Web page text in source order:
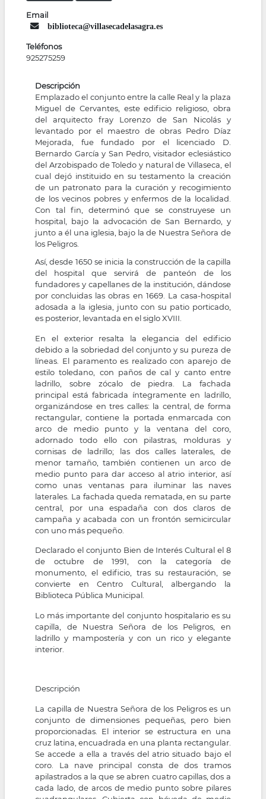
Email
biblioteca@villasecadelasagra.es
Teléfonos
925275259
Descripción
Emplazado el conjunto entre la calle Real y la plaza
Miguel de Cervantes, este edificio religioso, obra
del arquitecto fray Lorenzo de San Nicolás y
levantado por el maestro de obras Pedro Díaz
Mejorada, fue fundado por el licenciado D.
Bernardo García y San Pedro, visitador eclesiástico
del Arzobispado de Toledo y natural de Villaseca, el
cual dejó instituido en su testamento la creación
de un patronato para la curación y recogimiento
de los vecinos pobres y enfermos de la localidad.
Con tal fin, determinó que se construyese un
hospital, bajo la advocación de San Bernardo, y
junto a él una iglesia, bajo la de Nuestra Señora de
los Peligros.
Así, desde 1650 se inicia la construcción de la capilla
del hospital que servirá de panteón de los
fundadores y capellanes de la institución, dándose
por concluidas las obras en 1669. La casa-hospital
adosada a la iglesia, junto con su patio porticado,
es posterior, levantada en el siglo XVIII.
En el exterior resalta la elegancia del edificio
debido a la sobriedad del conjunto y su pureza de
líneas. El paramento es realizado con aparejo de
estilo toledano, con paños de cal y canto entre
ladrillo, sobre zócalo de piedra. La fachada
principal está fabricada íntegramente en ladrillo,
organizándose en tres calles: la central, de forma
rectangular, contiene la portada enmarcada con
arco de medio punto y la ventana del coro,
adornado todo ello con pilastras, molduras y
cornisas de ladrillo; las dos calles laterales, de
menor tamaño, también contienen un arco de
medio punto para dar acceso al atrio interior, así
como unas ventanas para iluminar las naves
laterales. La fachada queda rematada, en su parte
central, por una espadaña con dos claros de
campaña y acabada con un frontón semicircular
con uno más pequeño.
Declarado el conjunto Bien de Interés Cultural el 8
de octubre de 1991, con la categoría de
monumento, el edificio, tras su restauración, se
convierte en Centro Cultural, albergando la
Biblioteca Pública Municipal.
Lo más importante del conjunto hospitalario es su
capilla, de Nuestra Señora de los Peligros, en
ladrillo y mampostería y con un rico y elegante
interior.
Descripción
La capilla de Nuestra Señora de los Peligros es un
conjunto de dimensiones pequeñas, pero bien
proporcionadas. El interior se estructura en una
cruz latina, encuadrada en una planta rectangular.
Se accede a ella a través del atrio situado bajo el
coro. La nave principal consta de dos tramos
apilastrados a la que se abren cuatro capillas, dos a
cada lado, de arcos de medio punto sobre pilares